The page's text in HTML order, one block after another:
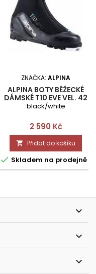
ZNAČKA: ALPINA
ALPINA BOTY BĚŽECKÉ
DÁMSKÉ T10 EVE VEL. 42
black/white
Cena
2 590 Kč
 Přidat do košíku
 Skladem na prodejně


